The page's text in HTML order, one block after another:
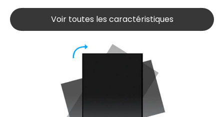
Voir toutes les caractéristiques